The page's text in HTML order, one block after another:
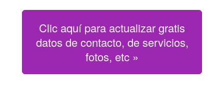
Clic aquí para actualizar gratis
datos de contacto, de servicios,
fotos, etc »